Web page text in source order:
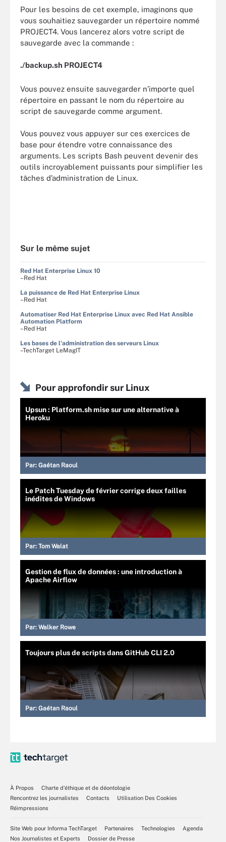
Pour les besoins de cet exemple, imaginons que
vous souhaitiez sauvegarder un répertoire nommé
PROJECT4. Vous lancerez alors votre script de
sauvegarde avec la commande :
./backup.sh PROJECT4
Vous pouvez ensuite sauvegarder n’importe quel
répertoire en passant le nom du répertoire au
script de sauvegarde comme argument.
Vous pouvez vous appuyer sur ces exercices de
base pour étendre votre connaissance des
arguments. Les scripts Bash peuvent devenir des
outils incroyablement puissants pour simplifier les
tâches d’administration de Linux.
Sur le même sujet
Red Hat Enterprise Linux 10
–Red Hat
La puissance de Red Hat Enterprise Linux
–Red Hat
Automatiser Red Hat Enterprise Linux avec Red Hat Ansible
Automation Platform
–Red Hat
Les bases de l'administration des serveurs Linux
–TechTarget LeMagIT
Pour approfondir sur Linux
Upsun : Platform.sh mise sur une alternative à
Heroku
Par: Gaétan Raoul
Le Patch Tuesday de février corrige deux failles
inédites de Windows
Par: Tom Walat
Gestion de flux de données : une introduction à
Apache Airflow
Par: Walker Rowe
Toujours plus de scripts dans GitHub CLI 2.0
Par: Gaétan Raoul
À Propos
Charte d’éthique et de déontologie
Rencontrez les journalistes
Contacts
Utilisation Des Cookies
Réimpressions
Site Web pour Informa TechTarget Partenaires Technologies
Agenda
Nos Journalistes et Experts
Dossier de Presse